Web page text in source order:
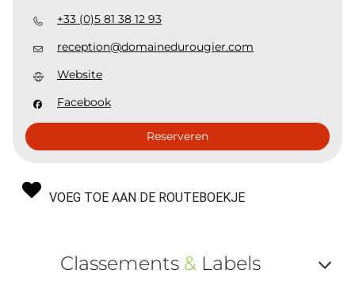
+33 (0)5 81 38 12 93
reception@domainedurougier.com
Website
Facebook
Reserveren
VOEG TOE AAN DE ROUTEBOEKJE
Classements &Labels